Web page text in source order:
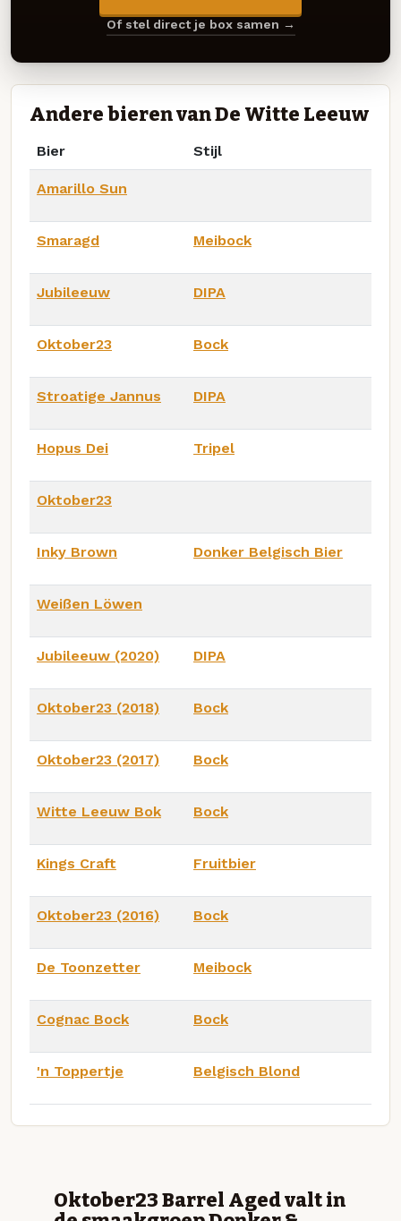
Of stel direct je box samen →
Andere bieren van De Witte Leeuw
Bier Stijl
Amarillo Sun
Smaragd Meibock
Jubileeuw DIPA
Oktober23 Bock
Stroatige Jannus DIPA
Hopus Dei Tripel
Oktober23
Inky Brown Donker Belgisch Bier
Weißen Löwen
Jubileeuw (2020) DIPA
Oktober23 (2018) Bock
Oktober23 (2017) Bock
Witte Leeuw Bok Bock
Kings Craft Fruitbier
Oktober23 (2016) Bock
De Toonzetter Meibock
Cognac Bock Bock
'n Toppertje Belgisch Blond
Oktober23 Barrel Aged valt in